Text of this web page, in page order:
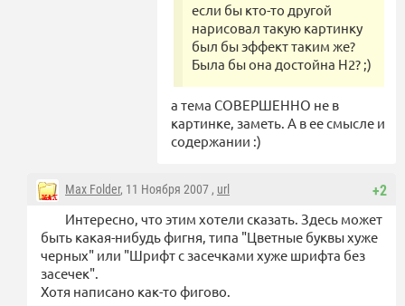
если бы кто-то другой
нарисовал такую картинку
был бы эффект таким же?
Была бы она достойна Н2? ;)
а тема СОВЕРШЕННО не в
картинке, заметь. А в ее смысле и
содержании :)
+2
Max Folder, 11 Ноября 2007 , url
Интересно, что этим хотели сказать. Здесь может
быть какая-нибудь фигня, типа "Цветные буквы хуже
черных" или "Шрифт с засечками хуже шрифта без
засечек".
Хотя написано как-то фигово.